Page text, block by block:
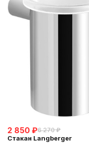
2 850 ₽6 270 ₽
Стакан Langberger